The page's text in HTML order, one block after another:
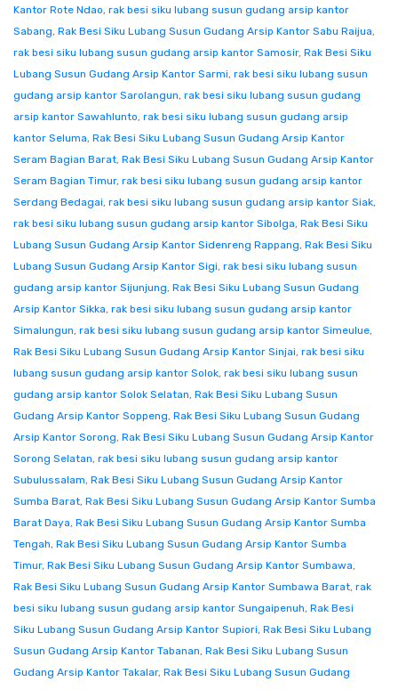
Kantor Rote Ndao, rak besi siku lubang susun gudang arsip kantor
Sabang, Rak Besi Siku Lubang Susun Gudang Arsip Kantor Sabu Raijua,
rak besi siku lubang susun gudang arsip kantor Samosir, Rak Besi Siku
Lubang Susun Gudang Arsip Kantor Sarmi, rak besi siku lubang susun
gudang arsip kantor Sarolangun, rak besi siku lubang susun gudang
arsip kantor Sawahlunto, rak besi siku lubang susun gudang arsip
kantor Seluma, Rak Besi Siku Lubang Susun Gudang Arsip Kantor
Seram Bagian Barat, Rak Besi Siku Lubang Susun Gudang Arsip Kantor
Seram Bagian Timur, rak besi siku lubang susun gudang arsip kantor
Serdang Bedagai, rak besi siku lubang susun gudang arsip kantor Siak,
rak besi siku lubang susun gudang arsip kantor Sibolga, Rak Besi Siku
Lubang Susun Gudang Arsip Kantor Sidenreng Rappang, Rak Besi Siku
Lubang Susun Gudang Arsip Kantor Sigi, rak besi siku lubang susun
gudang arsip kantor Sijunjung, Rak Besi Siku Lubang Susun Gudang
Arsip Kantor Sikka, rak besi siku lubang susun gudang arsip kantor
Simalungun, rak besi siku lubang susun gudang arsip kantor Simeulue,
Rak Besi Siku Lubang Susun Gudang Arsip Kantor Sinjai, rak besi siku
lubang susun gudang arsip kantor Solok, rak besi siku lubang susun
gudang arsip kantor Solok Selatan, Rak Besi Siku Lubang Susun
Gudang Arsip Kantor Soppeng, Rak Besi Siku Lubang Susun Gudang
Arsip Kantor Sorong, Rak Besi Siku Lubang Susun Gudang Arsip Kantor
Sorong Selatan, rak besi siku lubang susun gudang arsip kantor
Subulussalam, Rak Besi Siku Lubang Susun Gudang Arsip Kantor
Sumba Barat, Rak Besi Siku Lubang Susun Gudang Arsip Kantor Sumba
Barat Daya, Rak Besi Siku Lubang Susun Gudang Arsip Kantor Sumba
Tengah, Rak Besi Siku Lubang Susun Gudang Arsip Kantor Sumba
Timur, Rak Besi Siku Lubang Susun Gudang Arsip Kantor Sumbawa,
Rak Besi Siku Lubang Susun Gudang Arsip Kantor Sumbawa Barat, rak
besi siku lubang susun gudang arsip kantor Sungaipenuh, Rak Besi
Siku Lubang Susun Gudang Arsip Kantor Supiori, Rak Besi Siku Lubang
Susun Gudang Arsip Kantor Tabanan, Rak Besi Siku Lubang Susun
Gudang Arsip Kantor Takalar, Rak Besi Siku Lubang Susun Gudang